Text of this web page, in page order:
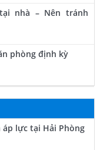
nhà – Nên tránh
phòng định kỳ
lực tại Hải Phòng